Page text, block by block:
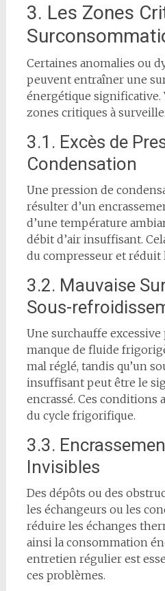
3. Les Zones
Certaines anomalies ou
peuvent entraîner une
énergétique significative.
zones critiques à
3.1. Excès de
Condensation
Une pression de
résulter d’un
d’une température
débit d’air insuffisant.
du compresseur et réduit
3.2. Mauvaise
Sous-
Une surchauffe
manque de fluide
mal réglé, tandis qu’un
insuffisant peut être le
encrassé. Ces conditions
du cycle frigorifique.
3.3.
Invisibles
Des dépôts ou des
les échangeurs ou les
réduire les échanges
ainsi la consommation
entretien régulier est
ces problèmes.